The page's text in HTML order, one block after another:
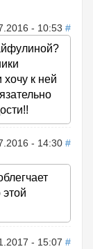
- 10:53 #
к ней
- 14:30 #
- 15:07 #